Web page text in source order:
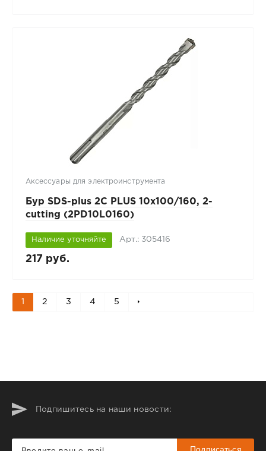
Аксессуары для электроинструмента
Бур SDS-plus 2C PLUS 10х100/160, 2-
cutting (2PD10L0160)
Наличие уточняйте Арт.: 305416
217 руб.
1 2 3 4 5
Подпишитесь на наши новости: